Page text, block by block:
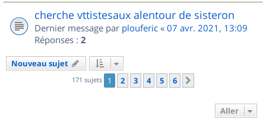
cherche vttistesaux alentour de sisteron
Dernier message par plouferic « 07 avr. 2021, 13:09
Réponses : 2
Nouveau sujet
171 sujets 1 2 3 4 5 6
Aller